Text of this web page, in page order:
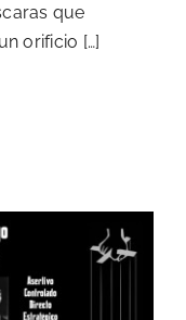
que
orificio […]